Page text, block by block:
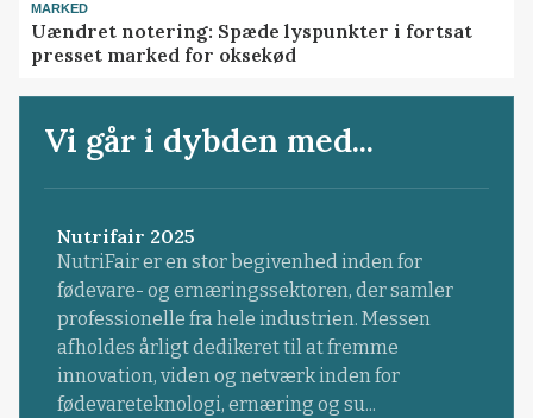
MARKED
Uændret notering: Spæde lyspunkter i fortsat
presset marked for oksekød
Vi går i dybden med...
Nutrifair 2025
NutriFair er en stor begivenhed inden for
fødevare- og ernæringssektoren, der samler
professionelle fra hele industrien. Messen
afholdes årligt dedikeret til at fremme
innovation, viden og netværk inden for
fødevareteknologi, ernæring og su...